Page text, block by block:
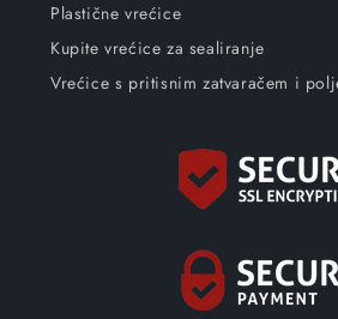
Plastične vrećice
Kupite vrećice za sealiranje
Vrećice s pritisnim zatvaračem i